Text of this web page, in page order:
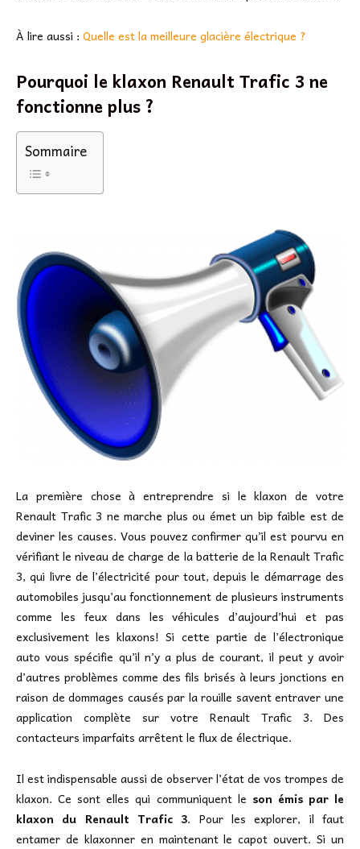
À lire aussi : Quelle est la meilleure glacière électrique ?
Pourquoi le klaxon Renault Trafic 3 ne
fonctionne plus ?
Sommaire
La première chose à entreprendre si le klaxon de votre
Renault Trafic 3 ne marche plus ou émet un bip faible est de
deviner les causes. Vous pouvez confirmer qu’il est pourvu en
vérifiant le niveau de charge de la batterie de la Renault Trafic
3, qui livre de l’électricité pour tout, depuis le démarrage des
automobiles jusqu’au fonctionnement de plusieurs instruments
comme les feux dans les véhicules d’aujourd’hui et pas
exclusivement les klaxons! Si cette partie de l’électronique
auto vous spécifie qu’il n’y a plus de courant, il peut y avoir
d’autres problèmes comme des fils brisés à leurs jonctions en
raison de dommages causés par la rouille savent entraver une
application complète sur votre Renault Trafic 3. Des
contacteurs imparfaits arrêtent le flux de électrique.
Il est indispensable aussi de observer l’état de vos trompes de
klaxon. Ce sont elles qui communiquent le son émis par le
klaxon du Renault Trafic 3. Pour les explorer, il faut
entamer de klaxonner en maintenant le capot ouvert. Si un